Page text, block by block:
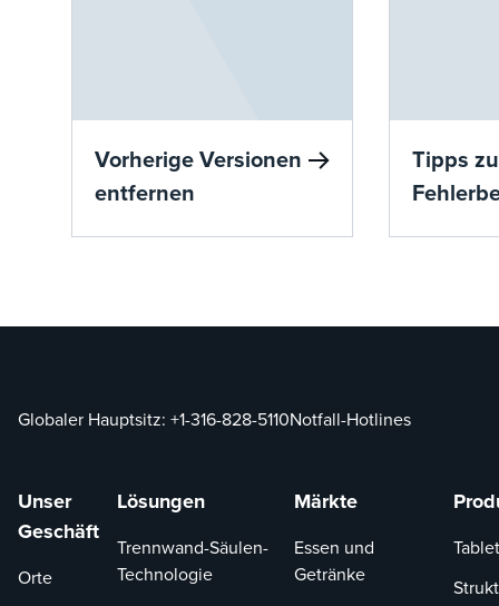
Vorherige Versionen
entfernen
Tipps
Globaler Hauptsitz: +1-316-828-5110Notfall-Hotlines
Unser
Geschäft
Orte
Lösungen
Trennwand-Säulen-
Technologie
Märkte
Essen und
Getränke